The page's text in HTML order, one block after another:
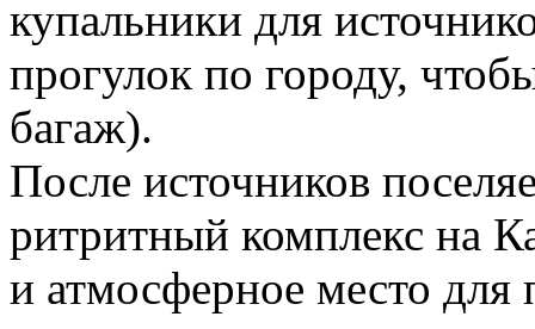
купальники для
прогулок по городу,
багаж).
После источников
ритритный комплекс на
и атмосферное место